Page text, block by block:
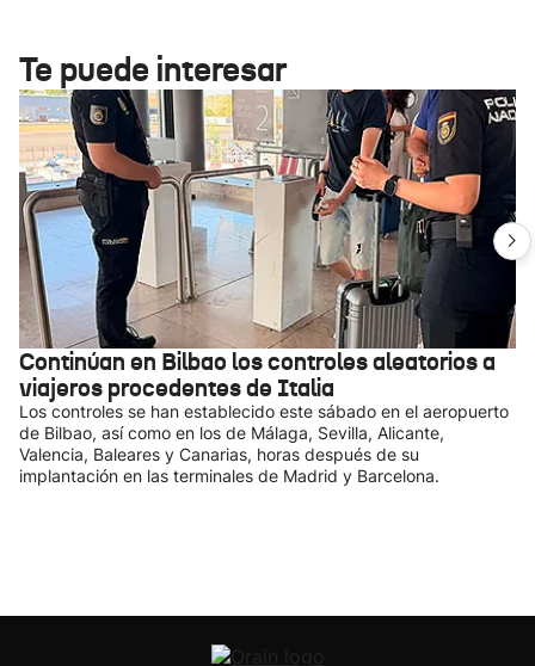
Te puede interesar
Continúan en Bilbao los controles aleatorios a
viajeros procedentes de Italia
Los controles se han establecido este sábado en el aeropuerto
de Bilbao, así como en los de Málaga, Sevilla, Alicante,
Valencia, Baleares y Canarias, horas después de su
implantación en las terminales de Madrid y Barcelona.